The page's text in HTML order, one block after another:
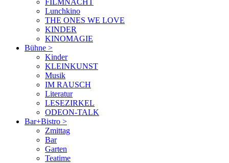
FILMNACHT
Lunchkino
THE ONES WE LOVE
KINDER
KINOMAGIE
Bühne >
Kinder
KLEINKUNST
Musik
IM RAUSCH
Literatur
LESEZIRKEL
ODEON-TALK
Bar+Bistro >
Zmittag
Bar
Garten
Teatime